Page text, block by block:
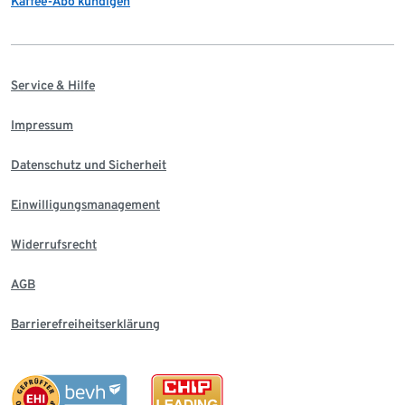
Service & Hilfe
Impressum
Datenschutz und Sicherheit
Einwilligungsmanagement
Widerrufsrecht
AGB
Barrierefreiheitserklärung